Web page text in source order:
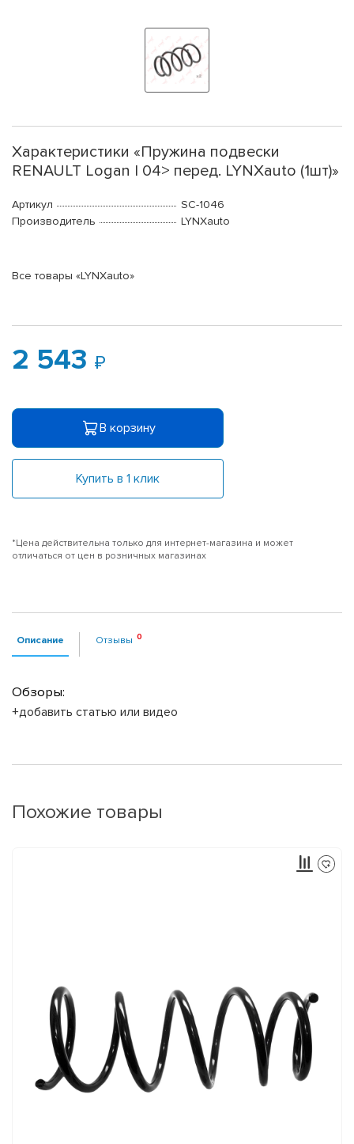
Характеристики «Пружина подвески
RENAULT Logan I 04> перед. LYNXauto (1шт)»
Артикул
SC-1046
Производитель
LYNXauto
Все товары «LYNXauto»
2 543
В корзину
Купить в 1 клик
*Цена действительна только для интернет-магазина и может
отличаться от цен в розничных магазинах
Описание Отзывы
Обзоры:
+добавить статью или видео
Похожие товары